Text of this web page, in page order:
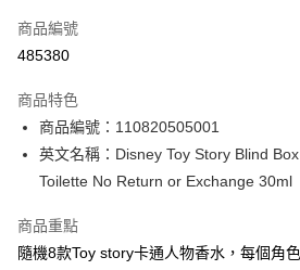
Apple Pay
PayMe
WeChat Pay
送貨方式
商品編號
485380
商品特色
商品編號：110820505001
英文名稱：Disney Toy Story Blind
Toilette No Return or Exchange 30ml
商品重點
隨機8款Toy story卡通人物香水，每個角